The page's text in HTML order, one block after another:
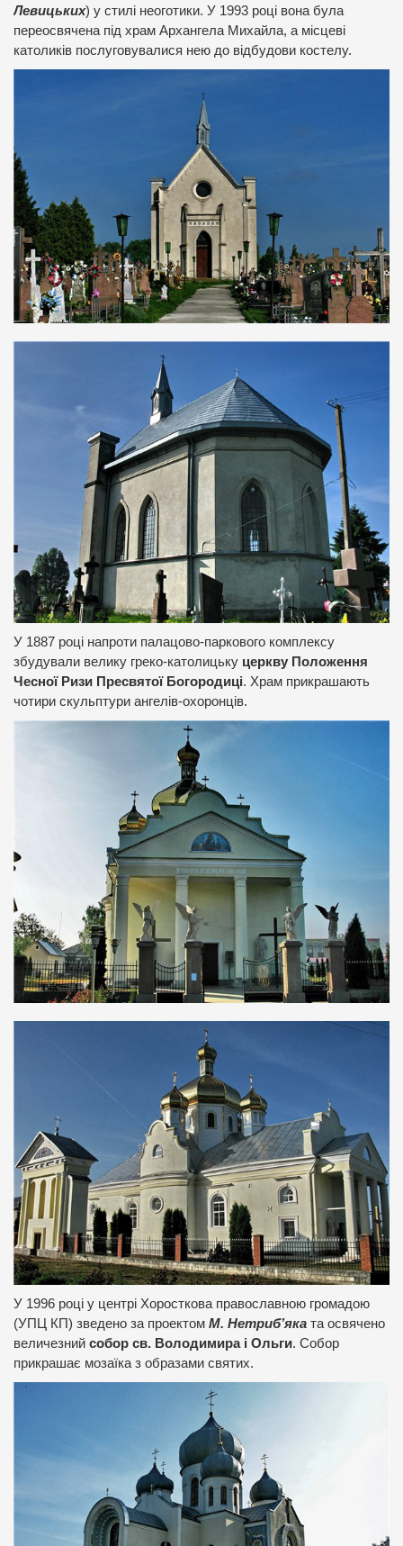
Левицьких) у стилі неоготики. У 1993 році вона була
переосвячена під храм Архангела Михайла, а місцеві
католиків послуговувалися нею до відбудови костелу.
У 1887 році напроти палацово-паркового комплексу
збудували велику греко-католицьку церкву Положення
Чесної Ризи Пресвятої Богородиці. Храм прикрашають
чотири скульптури ангелів-охоронців.
У 1996 році у центрі Хоросткова православною громадою
(УПЦ КП) зведено за проектом М. Нетриб’яка та освячено
величезний собор св. Володимира і Ольги. Собор
прикрашає мозаїка з образами святих.